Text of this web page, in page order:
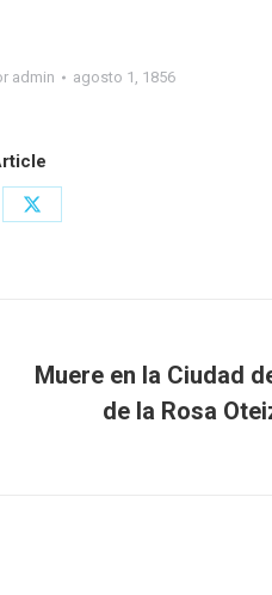
admin agosto 1, 1856
Muere en la Ciudad
de la Rosa